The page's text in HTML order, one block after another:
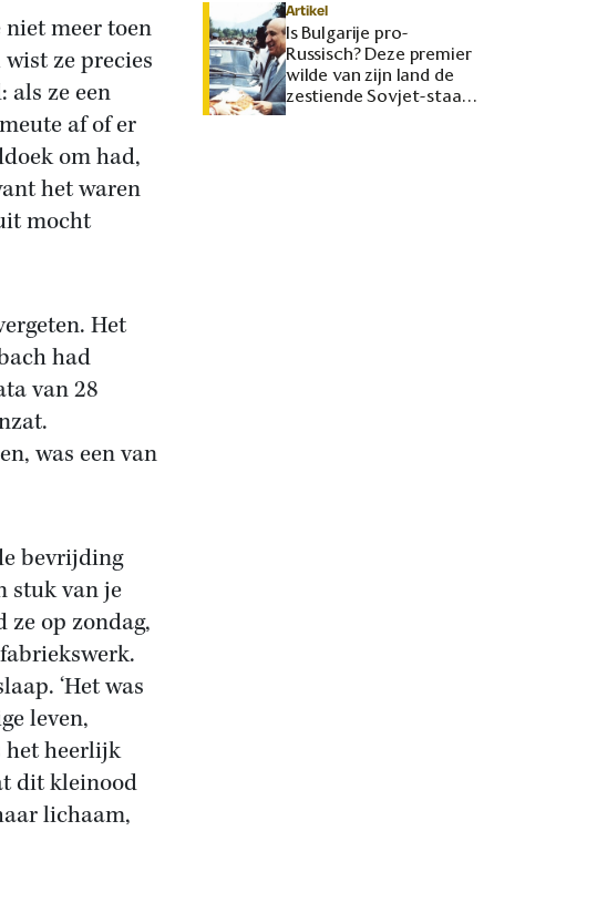
niet meer toen
ze precies
als ze een
af of er
om had,
het waren
mocht
Het
had
van 28
was een van
bevrijding
stuk van je
ze op zondag,
‘Het was
leven,
het heerlijk
dit kleinood
lichaam,
Artikel
Is Bulgarije pro-
Russisch? Deze premier
wilde van zijn land de
zestiende Sovjet-staat
maken